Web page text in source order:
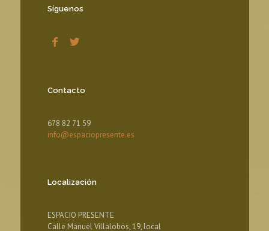
Síguenos
Contacto
678 82 71 59
info@espaciopresente.es
Localización
ESPACIO PRESENTE
Calle Manuel Villalobos, 19, local